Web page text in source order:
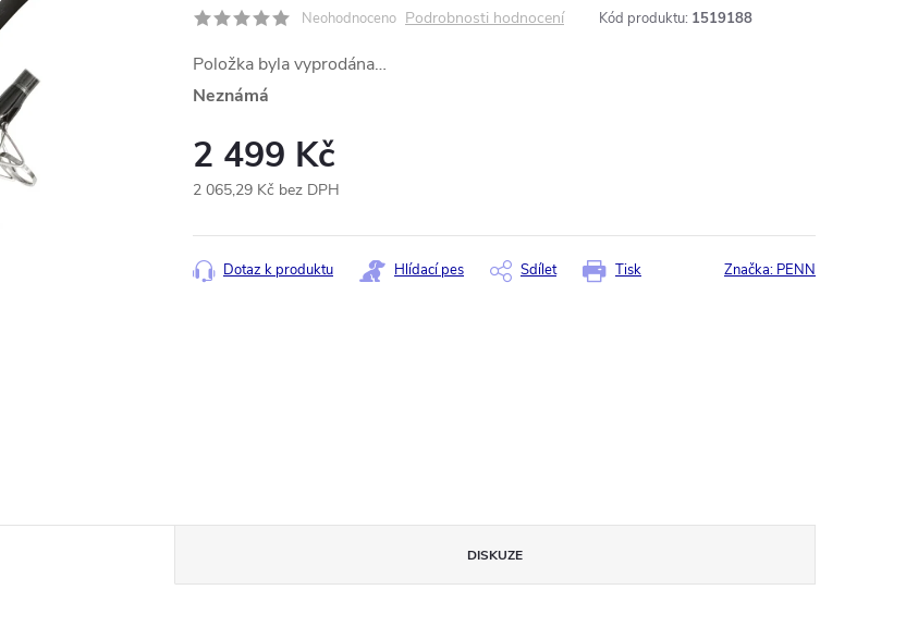
Neohodnoceno Podrobnosti hodnocení Kód produktu: 1519188
Položka byla vyprodána…
Neznámá
2 499 Kč
2 065,29 Kč bez DPH
cena:
Tisk
Dotaz k produktu Hlídací pes Sdílet Značka: PENN
DISKUZE